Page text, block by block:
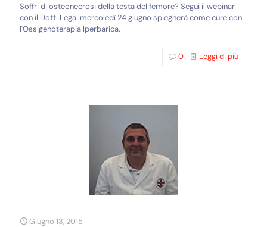
Soffri di osteonecrosi della testa del femore? Segui il webinar
con il Dott. Lega: mercoledì 24 giugno spiegherà come cure con
l'Ossigenoterapia Iperbarica.
0 Leggi di più
Giugno 13, 2015